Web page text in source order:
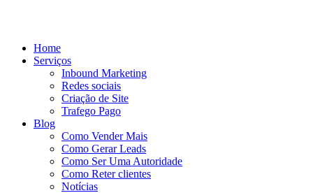
Home
Serviços
Inbound Marketing
Redes sociais
Criação de Site
Trafego Pago
Blog
Como Vender Mais
Como Gerar Leads
Como Ser Uma Autoridade
Como Reter clientes
Notícias